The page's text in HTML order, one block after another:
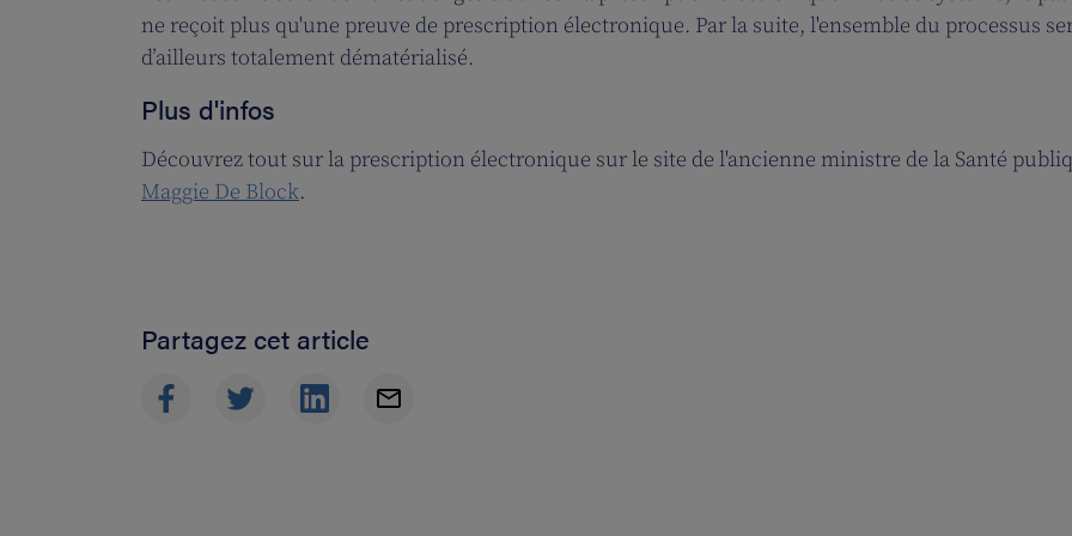
ne reçoit plus qu'une preuve de prescription électronique. Par la suite, l'ensemble du processus
d’ailleurs totalement dématérialisé.
Plus d'infos
Découvrez tout sur la prescription électronique sur le site de l'ancienne ministre de la Santé
Maggie De Block.
Partagez cet article